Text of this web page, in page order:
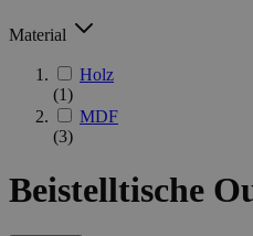
Material
Holz
(1)
MDF
(3)
Beistelltische